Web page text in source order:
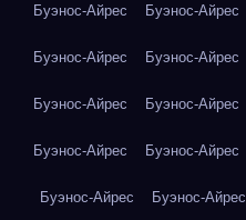
Буэнос-Айрес Буэнос-Айрес
Буэнос-Айрес Буэнос-Айрес
Буэнос-Айрес Буэнос-Айрес
Буэнос-Айрес Буэнос-Айрес
Буэнос-Айрес Буэнос-Айрес